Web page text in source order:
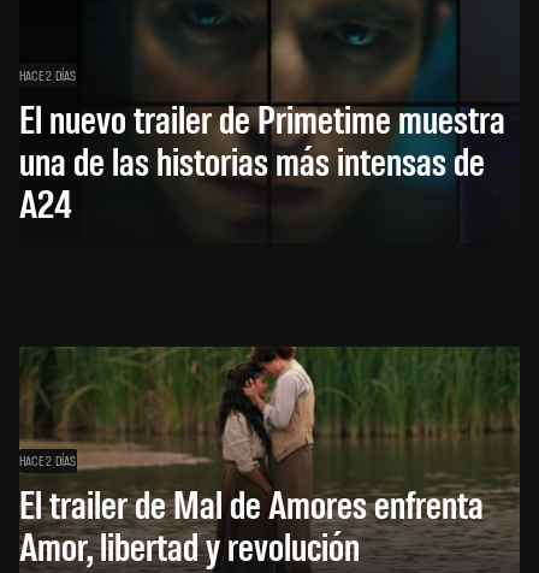
HACE 2 DÍAS
El nuevo trailer de Primetime muestra
una de las historias más intensas de
A24
HACE 2 DÍAS
El trailer de Mal de Amores enfrenta
Amor, libertad y revolución